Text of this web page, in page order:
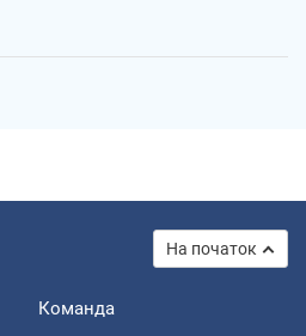
На початок
Команда